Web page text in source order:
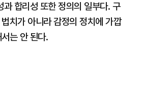
합리성 또한 정의의 일부다. 구
치가 아니라 감정의 정치에 가깝
는 안 된다.